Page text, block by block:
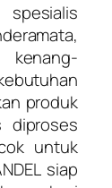
spesialis
produk
diproses
untuk
siap